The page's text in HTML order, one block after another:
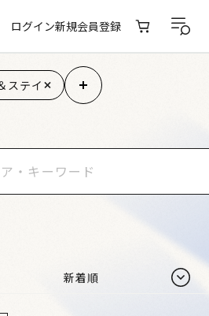
ログイン新規会員登録
ステイ